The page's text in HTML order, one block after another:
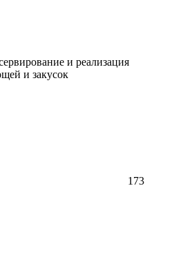
и реализация
и закусок
173